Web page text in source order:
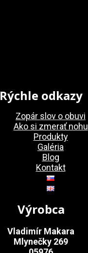
Rýchle odkazy
Zopár slov o obuvi
Ako si zmerať nohu
Produkty
Galéria
Blog
Kontakt
Výrobca
Vladimír Makara
Mlynečky 269